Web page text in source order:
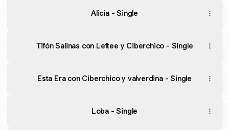
Alicia - Single
Tifón Salinas con Leftee y Ciberchico - Single
Esta Era con Ciberchico y valverdina - Single
Loba - Single